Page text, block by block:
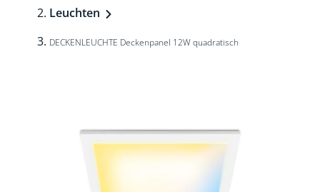
Leuchten
DECKENLEUCHTE Deckenpanel 12W quadratisch